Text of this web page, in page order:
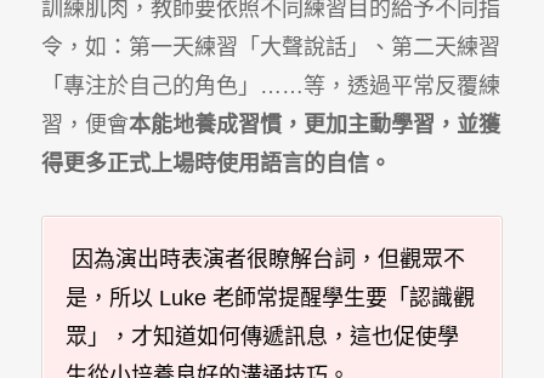
訓練肌肉，教師要依照不同練習目的給予不同指
令，如：第一天練習「大聲說話」、第二天練習
「專注於自己的角色」……等，透過平常反覆練
習，便會本能地養成習慣，更加主動學習，並獲
得更多正式上場時使用語言的自信。
因為演出時表演者很瞭解台詞，但觀眾不
是，所以 Luke 老師常提醒學生要「認識觀
眾」，才知道如何傳遞訊息，這也促使學